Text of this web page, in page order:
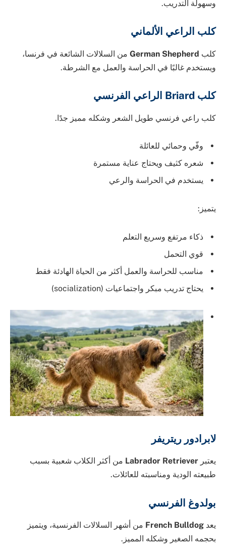
وسهولة التدريب.
كلب الراعي الألماني
كلب German Shepherd من السلالات الشائعة في فرنسا،
ويستخدم غالبًا في الحراسة والعمل مع الشرطة.
كلب Briard الراعي الفرنسي
كلب راعي فرنسي طويل الشعر وشكله مميز جدًا.
وفّي وحمائي للعائلة
شعره كثيف ويحتاج عناية مستمرة
يستخدم في الحراسة والرعي
يتميز:
ذكاء مرتفع وسريع التعلم
قوي التحمل
مناسب للحراسة والعمل أكثر من الحياة الهادئة فقط
يحتاج تدريب مبكر واجتماعيات (socialization)
لابرادور ريتريفر
يعتبر Labrador Retriever من أكثر الكلاب شعبية بسبب
طبيعته الودية ومناسبته للعائلات.
بولدوغ الفرنسي
يعد French Bulldog من أشهر السلالات الفرنسية، ويتميز
بحجمه الصغير وشكله المميز.